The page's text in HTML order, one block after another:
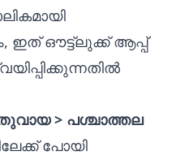
ഔട്ട്‌ലുക്ക് ആപ്പ്
> പശ്ചാത്തല
പോയി